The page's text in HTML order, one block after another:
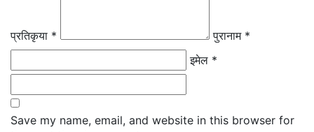
प्रतिकृया *
पुरानाम *
इमेल *
Save my name, email, and website in this browser for